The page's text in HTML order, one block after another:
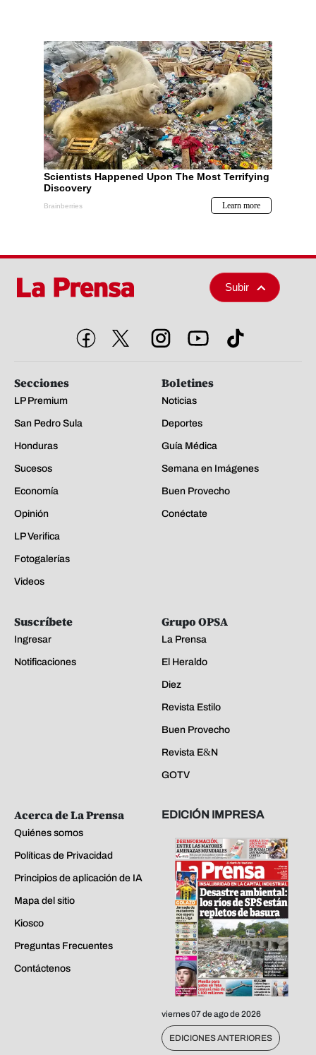
Subir
Secciones
LP Premium
San Pedro Sula
Honduras
Sucesos
Economía
Opinión
LP Verifica
Fotogalerías
Videos
Boletines
Noticias
Deportes
Guía Médica
Semana en Imágenes
Buen Provecho
Conéctate
Suscríbete
Ingresar
Notificaciones
Grupo OPSA
La Prensa
El Heraldo
Diez
Revista Estilo
Buen Provecho
Revista E&N
GOTV
Acerca de La Prensa
Quiénes somos
Políticas de Privacidad
Principios de aplicación de IA
Mapa del sitio
Kiosco
Preguntas Frecuentes
Contáctenos
EDICIÓN IMPRESA
viernes 07 de ago de 2026
EDICIONES ANTERIORES